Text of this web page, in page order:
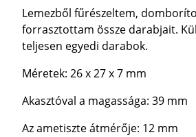
Lemezből fűrészeltem,
forrasztottam össze darabjait.
teljesen egyedi darabok.
Méretek: 26 x 27 x 7 mm
Akasztóval a magassága: 39 mm
Az ametiszte átmérője: 12 mm